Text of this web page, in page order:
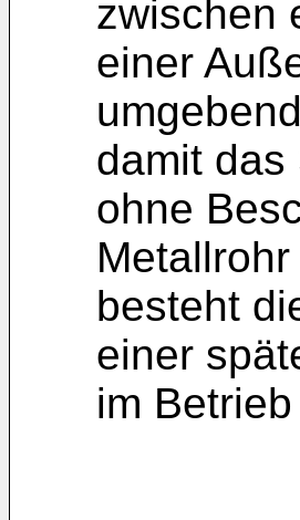
zwischen
einer
damit das
ohne
besteht
einer
im